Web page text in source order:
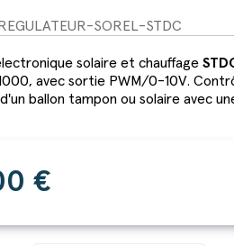
REGULATEUR-SOREL-STDC
solaire et chauffage
avec sortie PWM/0-10V.
ballon tampon ou solaire avec
€